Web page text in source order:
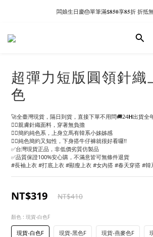
闆娘生日慶🎂單筆滿$𝟖𝟓𝟎享𝟖𝟓折 折抵
超彈力短版圓領針
色
🚀全臺灣現貨，隔日到貨，直接下單不用問🚚24𝗛出貨全
👉🏻親膚針織面料，穿著無負擔
👉🏻簡約純色系，上身立馬有韓系小姊姊感
👉🏻純色簡約又知性，下身搭牛仔褲就很好看囉!!
✅台灣現貨正品，非低價劣質仿製品
✅品質保證100%安心購，不滿意皆可無條件退貨
#長袖上衣 #打底上衣 #顯瘦上衣 #女內搭 #春天穿搭 #韓
NT$319 NT$410
顏色 : 現貨-白色F
現貨-白色F 現貨-黑色F 現貨-燕麥色F